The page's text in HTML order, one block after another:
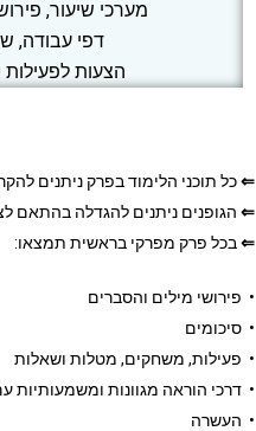
מערכי שיעור,
דפי עבודה,
הצעות לפעילות
⇐כל תוכני הלימוד בפרק ניתנים
⇐ הגופנים ניתנים להגדלה בהתאם
⇐בכל פרק מפרקי בראשית תמצאו:
• פירושי מילים והסברים
• סיכומים
• פעילות, משחקים, מטלות ושאלות
• דרכי הוראה מגוונות ומשמעותיות
• העשרה